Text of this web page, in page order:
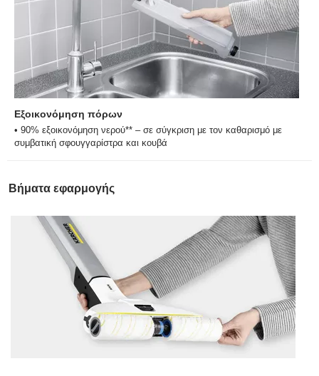
Εξοικονόμηση πόρων
• 90% εξοικονόμηση νερού** – σε σύγκριση με τον καθαρισμό με
συμβατική σφουγγαρίστρα και κουβά
Βήματα εφαρμογής